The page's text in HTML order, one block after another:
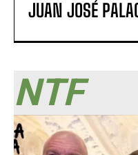
JUAN JOSÉ
NTF